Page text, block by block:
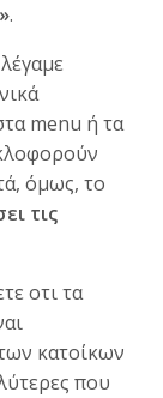
.
menu ή τα
όμως, το
τις
οτι τα
κατοίκων
που